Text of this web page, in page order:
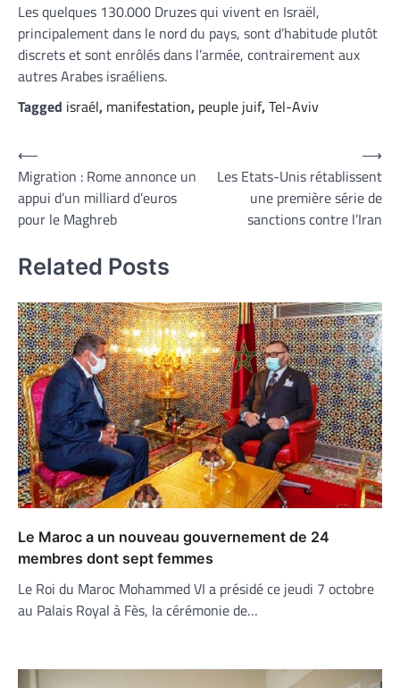
Les quelques 130.000 Druzes qui vivent en Israël,
principalement dans le nord du pays, sont d’habitude plutôt
discrets et sont enrôlés dans l’armée, contrairement aux
autres Arabes israéliens.
Tagged israél, manifestation, peuple juif,Tel-Aviv
Navigation
de
l’article
⟵
Migration : Rome annonce un
appui d’un milliard d’euros
pour le Maghreb
Les Etats-Unis rétablissent
une première série de
sanctions contre l’Iran
⟶
Related Posts
Le Maroc a un nouveau gouvernement de 24
membres dont sept femmes
Le Roi du Maroc Mohammed VI a présidé ce jeudi 7 octobre
au Palais Royal à Fès, la cérémonie de…